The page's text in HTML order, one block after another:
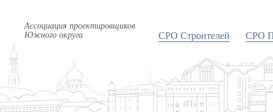
Ассоциация проектировщиков
Южного округа СРО Строителей СРО